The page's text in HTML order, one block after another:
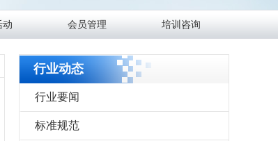
动 会员管理
分会会员
会员风采
培训咨询
行业动态
行业要闻
标准规范